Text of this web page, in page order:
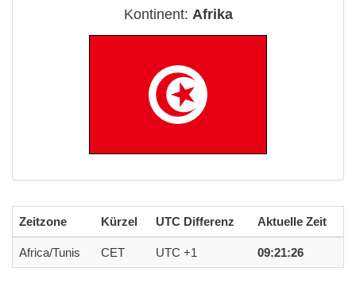
Kontinent: Afrika
Zeitzone Kürzel UTC Differenz Aktuelle Zeit
Africa/Tunis CET UTC +1 09:21:26